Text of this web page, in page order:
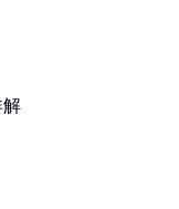
解